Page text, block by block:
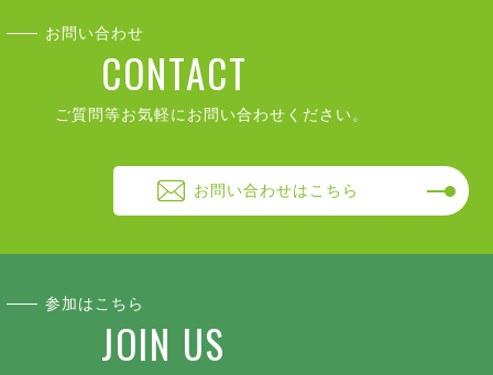
お問い合わせ
CONTACT
ご質問等お気軽にお問い合わせください。
お問い合わせはこちら
参加はこちら
JOIN US